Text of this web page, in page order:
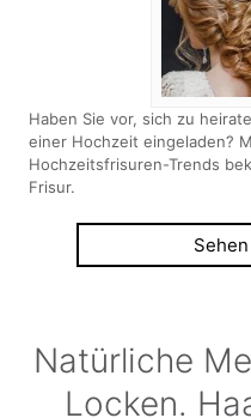
Haben Sie vor, sich zu
einer Hochzeit eingeladen?
Hochzeitsfrisuren-Trends
Frisur.
Natürliche
Locken.